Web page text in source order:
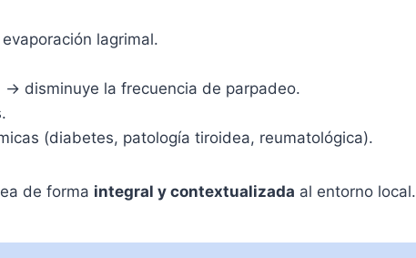
lagrimal.
disminuye la frecuencia de parpadeo.
(diabetes, patología tiroidea, reumatológica).
de forma integral y contextualizada al entorno local.